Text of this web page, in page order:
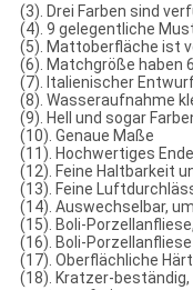
(3). Drei Farben sind
(4). 9 gelegentliche
(5). Mattoberfläche ist
(6). Matchgröße haben
(7). Italienischer
(8). Wasseraufnahme
(9). Hell und sogar
(10). Genaue Maße
(11). Hochwertiges Ende
(12). Feine Haltbarkeit
(13). Feine
(14). Auswechselbar,
(15). Boli-
(16). Boli-
(17). Oberflächliche
(18). Kratzer-